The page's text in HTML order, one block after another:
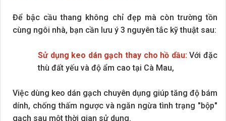
Để bậc cầu thang không chỉ đẹp mà còn trường tồn
cùng ngôi nhà, bạn cần lưu ý 3 nguyên tắc kỹ thuật sau:
Sử dụng keo dán gạch thay cho hồ dầu:Với đặc
thù đất yếu và độ ẩm cao tại Cà Mau,
Việc dùng keo dán gạch chuyên dụng giúp tăng độ bám
dính, chống thấm ngược và ngăn ngừa tình trạng "bộp"
gạch sau một thời gian sử dụng.